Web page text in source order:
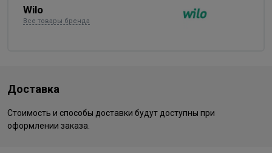
Wilo
Все товары бренда
Доставка
Стоимость и способы доставки будут доступны при
оформлении заказа.